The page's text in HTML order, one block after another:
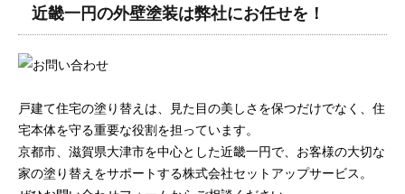
近畿一円の外壁塗装は弊社にお任せを！
戸建て住宅の塗り替えは、見た目の美しさを保つだけでなく、住
宅本体を守る重要な役割を担っています。
京都市、滋賀県大津市を中心とした近畿一円で、お客様の大切な
家の塗り替えをサポートする株式会社セットアップサービス。